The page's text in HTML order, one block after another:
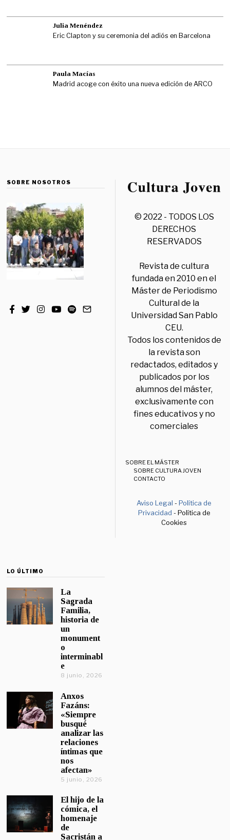
Julia Menéndez
Eric Clapton y su ceremonia del adiós en Barcelona
Paula Macías
Madrid acoge con éxito una nueva edición de ARCO
SOBRE NOSOTROS
© 2022 - TODOS LOS
DERECHOS
RESERVADOS
Revista de cultura
fundada en 2010 en el
Máster de Periodismo
Cultural de la
Universidad San Pablo
CEU.
Todos los contenidos de
la revista son
redactados, editados y
publicados por los
alumnos del máster,
exclusivamente con
fines educativos y no
comerciales
SOBRE EL MÁSTER
SOBRE CULTURA JOVEN
CONTACTO
Aviso Legal -Política de
Privacidad - Política de
Cookies
LO ÚLTIMO
La
Sagrada
Familia,
historia de
un
monument
o
interminabl
e
8 junio, 2026
Anxos
Fazáns:
«Siempre
busqué
analizar las
relaciones
íntimas que
nos
afectan»
5 junio, 2026
El hijo de la
cómica, el
homenaje
de
Sacristán a